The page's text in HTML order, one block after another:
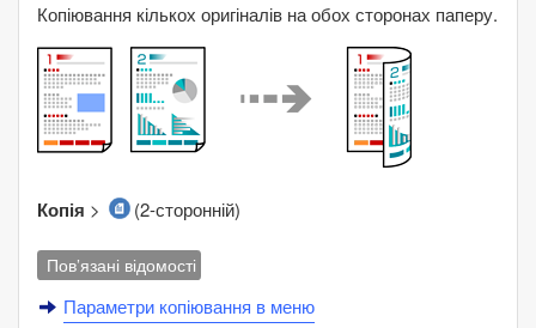
Копіювання кількох оригіналів на обох сторонах паперу.
Копія > (2-сторонній)
Пов’язані відомості
Параметри копіювання в меню